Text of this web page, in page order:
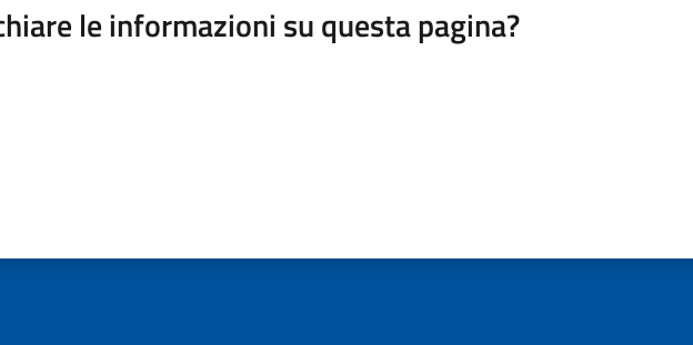
le informazioni su questa pagina?